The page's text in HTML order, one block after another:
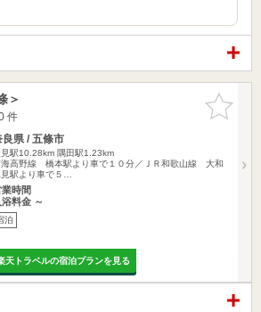
お気に入
りに追加
＞
件
良県 / 五條市
駅10.28km 隅田駅1.23km
海高野線 橋本駅より車で１０分／ＪＲ和歌山線 大和
見駅より車で５…
業時間
浴料金 ～
泊
天トラベルの宿泊プランを見る